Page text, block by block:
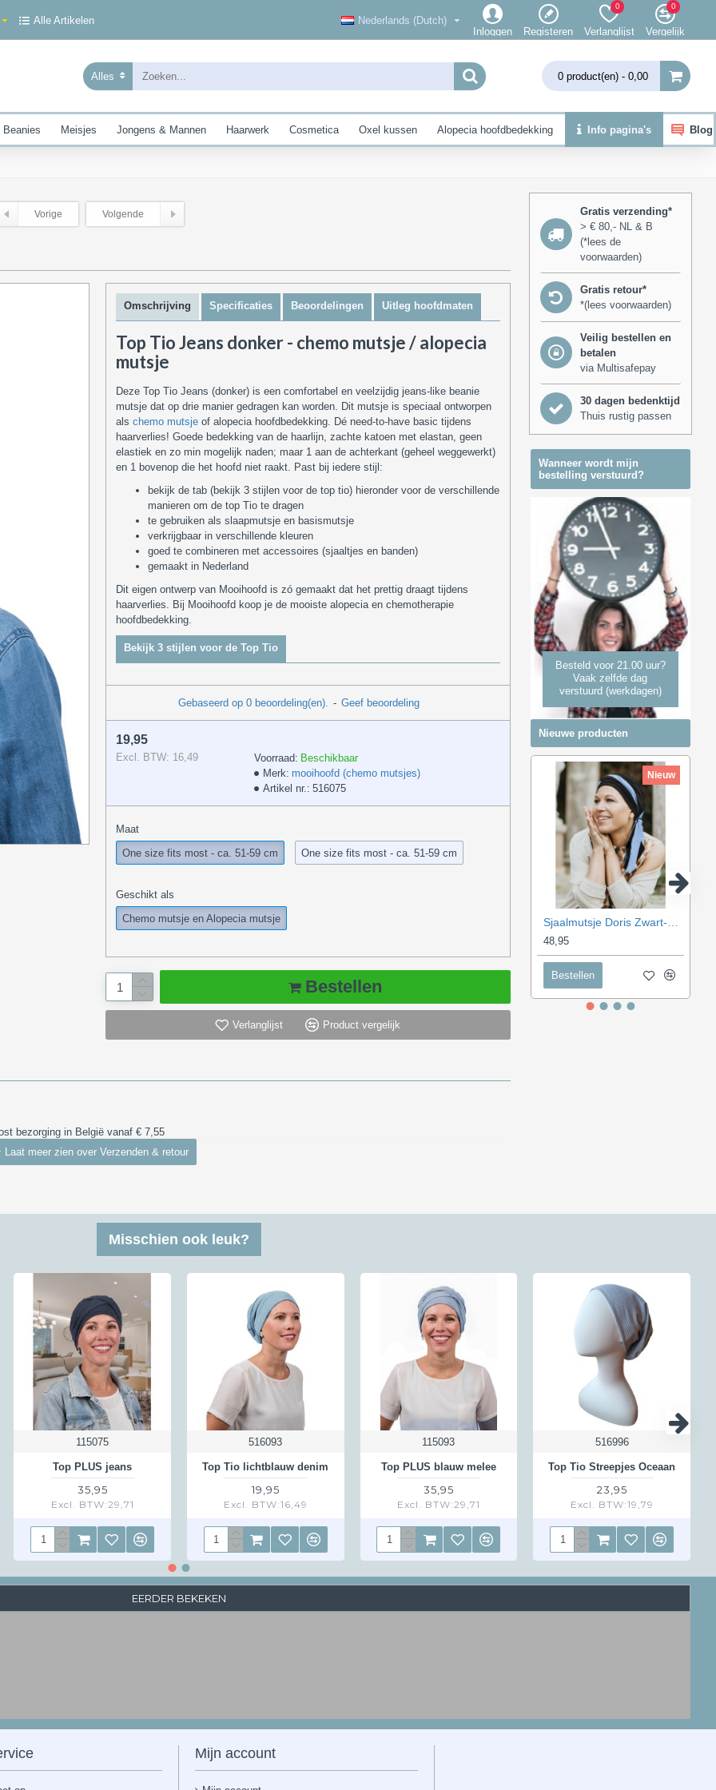
Alle Artikelen
Nederlands (Dutch)
Inloggen
Registeren Verlanglijst
0
Vergelijk
0
Alles 0 product(en) - 0,00
Beanies Meisjes Jongens & Mannen Haarwerk Cosmetica Oxel kussen Alopecia hoofdbedekking Info pagina's Blog
Vorige Volgende
Omschrijving Specificaties Beoordelingen Uitleg hoofdmaten
Top Tio Jeans donker - chemo mutsje / alopecia
mutsje
Deze Top Tio Jeans (donker) is een comfortabel en veelzijdig jeans-like beanie
mutsje dat op drie manier gedragen kan worden. Dit mutsje is speciaal ontworpen
als chemo mutsjeof alopecia hoofdbedekking. Dé need-to-have basic tijdens
haarverlies! Goede bedekking van de haarlijn, zachte katoen met elastan, geen
elastiek en zo min mogelijk naden; maar 1 aan de achterkant (geheel weggewerkt)
en 1 bovenop die het hoofd niet raakt. Past bij iedere stijl:
bekijk de tab (bekijk 3 stijlen voor de top tio) hieronder voor de verschillende
manieren om de top Tio te dragen
te gebruiken als slaapmutsje en basismutsje
verkrijgbaar in verschillende kleuren
goed te combineren met accessoires (sjaaltjes en banden)
gemaakt in Nederland
Dit eigen ontwerp van Mooihoofd is zó gemaakt dat het prettig draagt tijdens
haarverlies. Bij Mooihoofd koop je de mooiste alopecia en chemotherapie
hoofdbedekking.
Bekijk 3 stijlen voor de Top Tio
Gebaseerd op 0 beoordeling(en). - Geef beoordeling
19,95
Excl. BTW: 16,49 Voorraad: Beschikbaar
Merk: mooihoofd (chemo mutsjes)
Artikel nr.: 516075
Maat
One size fits most - ca. 51-59 cm
One size fits most - ca. 51-59 cm
Geschikt als
Chemo mutsje en Alopecia mutsje
Bestellen
Verlanglijst Product vergelijk
bezorging in België vanaf € 7,55
Een retour kan vaak gratis teruggestuurd via dat antwoordnummer maar niet altijd; lees hierna hoe dat
of track&trace code verstuurd worden of voor doosjes. Hiervoor berekenen wij de helft aan
of verzendbewijs dan betalen wij de retourkosten wel helemaal. Zo betalen wij voor iedere klant die een
verzendbewijs of Track&Trace als bewijsje dat je het verzonden hebt dan kost dat in België € 4,50
Gratis verzending*
> € 80,- NL & B
(*lees de
voorwaarden)
Gratis retour*
*(lees voorwaarden)
Veilig bestellen en
betalen
via Multisafepay
30 dagen bedenktijd
Thuis rustig passen
Wanneer wordt mijn
bestelling verstuurd?
Besteld voor 21.00 uur?
Vaak zelfde dag
verstuurd (werkdagen)
Nieuwe producten
Nieuw
48,95
Bestellen
Misschien ook leuk?
115075
Top PLUS jeans
35,95
Excl. BTW:29,71
516093
Top Tio lichtblauw denim
19,95
Excl. BTW:16,49
115093
Top PLUS blauw melee
35,95
Excl. BTW:29,71
516996
Top Tio Streepjes Oceaan
23,95
Excl. BTW:19,79
EERDER BEKEKEN
Mijn account